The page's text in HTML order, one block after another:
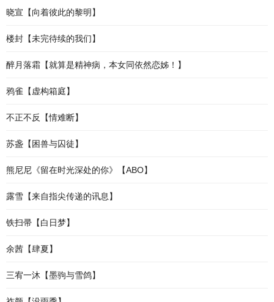
晓宣【向着彼此的黎明】
楼封【未完待续的我们】
醉月落霜【就算是精神病，本女同依然恋姊！】
鸦雀【虚构箱庭】
不正不反【情难断】
苏盏【困兽与囚徒】
熊尼尼《留在时光深处的你》【ABO】
露雪【来自指尖传递的讯息】
铁扫帚【白日梦】
余茜【肆夏】
三宥一沐【墨驹与雪鸽】